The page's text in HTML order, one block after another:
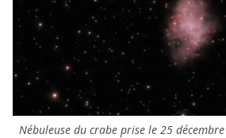
Nébuleuse du crabe prise le 25